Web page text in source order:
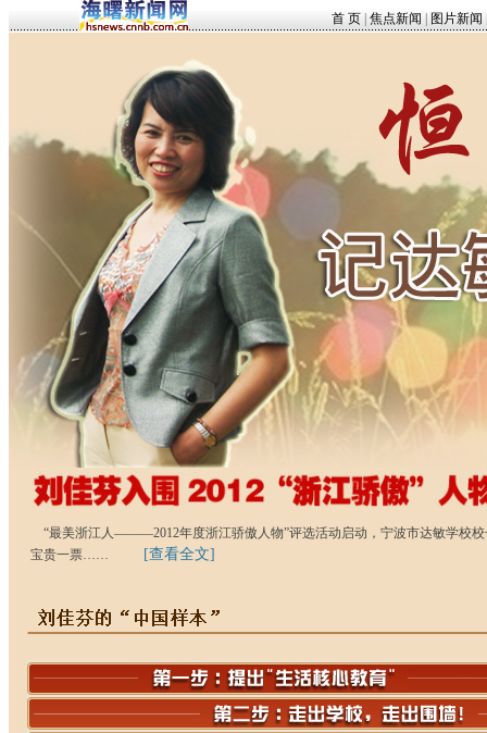
首 页 焦点新闻 图片新闻
“最美浙江人———2012年度浙江骄傲人物”评选活动启动，宁波市达敏学校
宝贵一票…… [查看全文]